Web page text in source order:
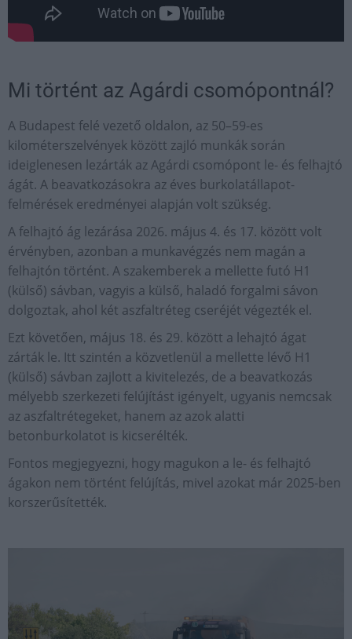
Mi történt az Agárdi csomópontnál?
A Budapest felé vezető oldalon, az 50–59-es
kilométerszelvények között zajló munkák során
ideiglenesen lezárták az Agárdi csomópont le- és felhajtó
ágát. A beavatkozásokra az éves burkolatállapot-
felmérések eredményei alapján volt szükség.
A felhajtó ág lezárása 2026. május 4. és 17. között volt
érvényben, azonban a munkavégzés nem magán a
felhajtón történt. A szakemberek a mellette futó H1
(külső) sávban, vagyis a külső, haladó forgalmi sávon
dolgoztak, ahol két aszfaltréteg cseréjét végezték el.
Ezt követően, május 18. és 29. között a lehajtó ágat
zárták le. Itt szintén a közvetlenül a mellette lévő H1
(külső) sávban zajlott a kivitelezés, de a beavatkozás
mélyebb szerkezeti felújítást igényelt, ugyanis nemcsak
az aszfaltrétegeket, hanem az azok alatti
betonburkolatot is kicserélték.
Fontos megjegyezni, hogy magukon a le- és felhajtó
ágakon nem történt felújítás, mivel azokat már 2025-ben
korszerűsítették.